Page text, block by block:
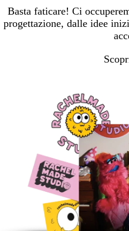
Basta faticare! Ci
progettazione, dalle idee